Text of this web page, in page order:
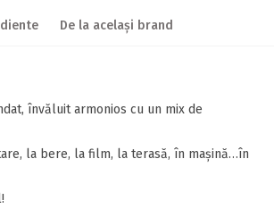
De la același brand
învăluit armonios cu un mix de
la bere, la film, la terasă, în maşină…în